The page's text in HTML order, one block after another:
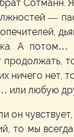
Сотманн.
—
А
нет,
или любую
он
то мы